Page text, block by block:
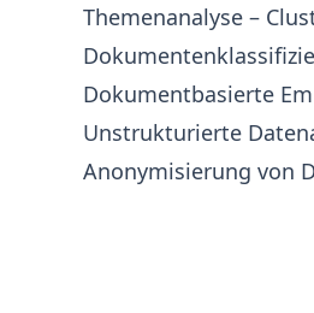
Themenanalyse –
Dokumentbasierte
Unstrukturierte
Anonymisierung von